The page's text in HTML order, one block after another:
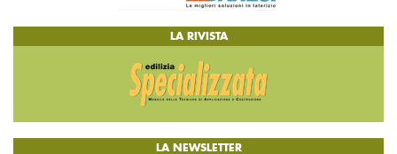
LA RIVISTA
LA NEWSLETTER